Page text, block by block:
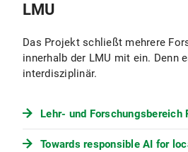
LMU
Das Projekt schließt mehrere
innerhalb der LMU mit ein. Denn
interdisziplinär.
Lehr- und Forschungsbereich
Towards responsible AI for